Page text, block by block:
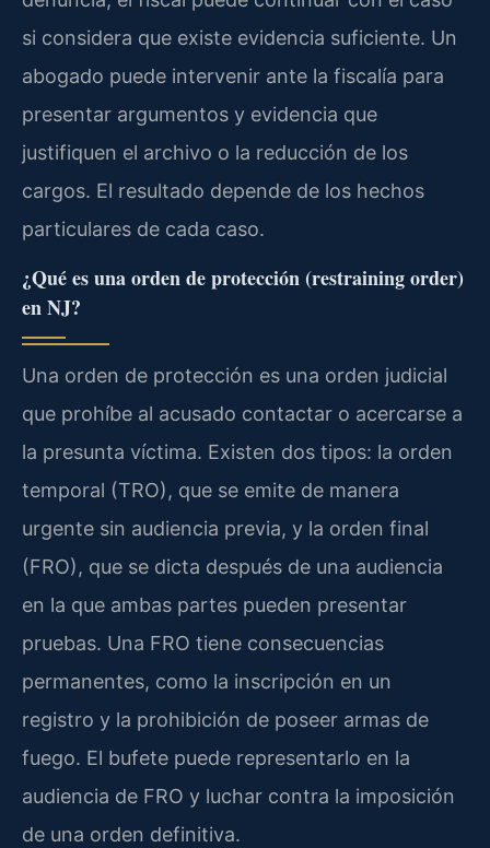
si considera que existe evidencia suficiente. Un
abogado puede intervenir ante la fiscalía para
presentar argumentos y evidencia que
justifiquen el archivo o la reducción de los
cargos. El resultado depende de los hechos
particulares de cada caso.
¿Qué es una orden de protección (restraining order)
en NJ?
Una orden de protección es una orden judicial
que prohíbe al acusado contactar o acercarse a
la presunta víctima. Existen dos tipos: la orden
temporal (TRO), que se emite de manera
urgente sin audiencia previa, y la orden final
(FRO), que se dicta después de una audiencia
en la que ambas partes pueden presentar
pruebas. Una FRO tiene consecuencias
permanentes, como la inscripción en un
registro y la prohibición de poseer armas de
fuego. El bufete puede representarlo en la
audiencia de FRO y luchar contra la imposición
de una orden definitiva.